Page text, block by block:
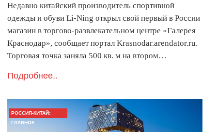
Недавно китайский производитель спортивной
одежды и обуви Li-Ning открыл свой первый в России
магазин в торгово-развлекательном центре «Галерея
Краснодар», сообщает портал Krasnodar.arendator.ru.
Торговая точка заняла 500 кв. м на втором…
Подробнее..
РОССИЯ-КИТАЙ:
ГЛАВНОЕ